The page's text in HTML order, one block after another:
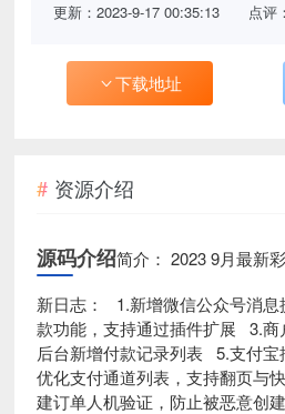
更新：2023-9-17 00:35:13 点评
下载地址
资源介绍
源码介绍简介： 2023 9月最新
新日志： 1.新增微信公众号消
款功能，支持通过插件扩展 3.
后台新增付款记录列表 5.支付
优化支付通道列表，支持翻页与
建订单人机验证，防止被恶意创